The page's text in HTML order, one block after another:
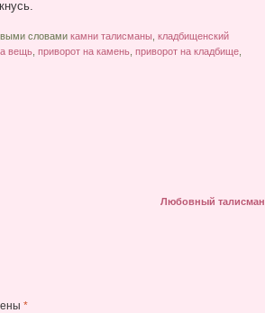
словами камни талисманы кладбищенский
вещь, приворот на камень, приворот на кладбище,
Любовный талисман
*